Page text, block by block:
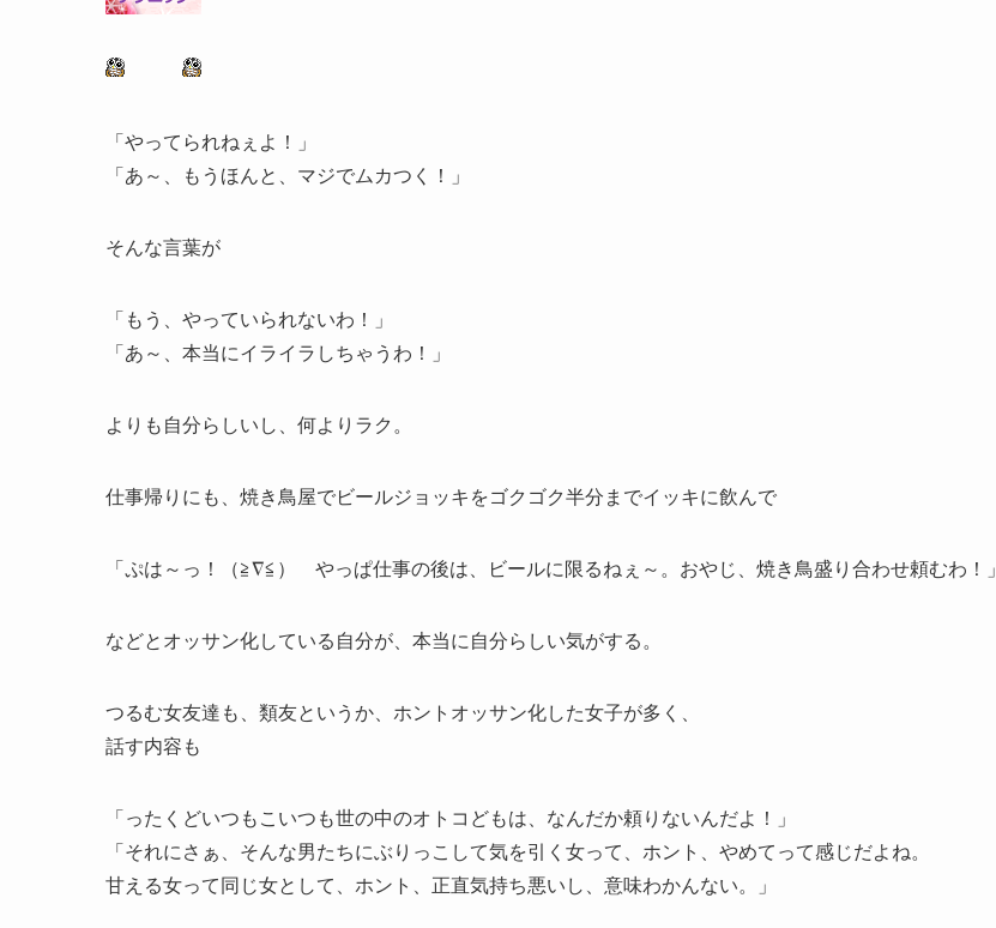
「やってられねぇよ！」
「あ～、もうほんと、マジでムカつく！」
そんな言葉が
「もう、やっていられないわ！」
「あ～、本当にイライラしちゃうわ！」
よりも自分らしいし、何よりラク。
仕事帰りにも、焼き鳥屋でビールジョッキをゴクゴク半分までイッキに飲んで
「ぷは～っ！（≧∇≦） やっぱ仕事の後は、ビールに限るねぇ～。おやじ、焼き鳥盛り合わせ頼むわ！」
などとオッサン化している自分が、本当に自分らしい気がする。
つるむ女友達も、類友というか、ホントオッサン化した女子が多く、
話す内容も
「ったくどいつもこいつも世の中のオトコどもは、なんだか頼りないんだよ！」
「それにさぁ、そんな男たちにぶりっこして気を引く女って、ホント、やめてって感じだよね。
甘える女って同じ女として、ホント、正直気持ち悪いし、意味わかんない。」